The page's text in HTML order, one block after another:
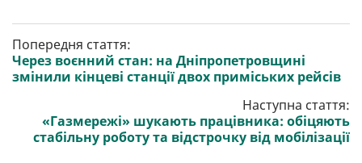
Попередня стаття:
Через воєнний стан: на Дніпропетровщині
змінили кінцеві станції двох приміських рейсів
Наступна стаття:
«Газмережі» шукають працівника: обіцяють
стабільну роботу та відстрочку від мобілізації